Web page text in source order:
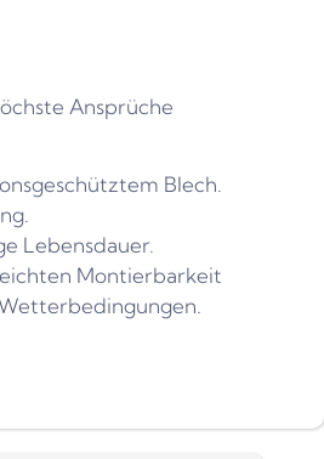
Ansprüche
Blech.
Lebensdauer.
Montierbarkeit